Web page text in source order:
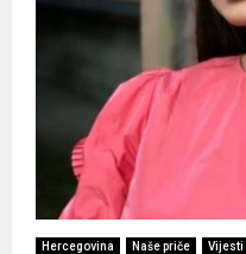
Hercegovina Naše priče Vijesti